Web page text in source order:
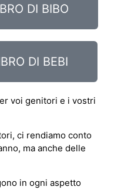
DI BIBO
DI BEBI
voi genitori e i vostri
ci rendiamo conto
ma anche delle
in ogni aspetto